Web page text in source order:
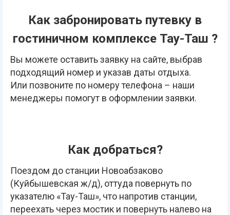
Как забронировать путевку в
гостиничном комплексе Тау-Таш ?
Вы можете оставить заявку на сайте, выбрав
подходящий номер и указав даты отдыха.
Или позвоните по номеру телефона – наши
менеджеры помогут в оформлении заявки.
Как добраться?
Поездом до станции Новоабзаково
(Куйбышевская ж/д), оттуда повернуть по
указателю «Тау-Таш», что напротив станции,
переехать через мостик и повернуть налево на